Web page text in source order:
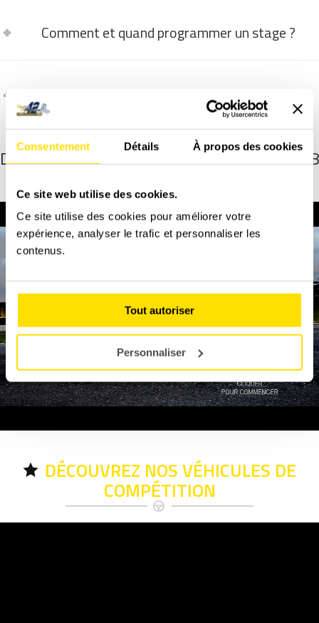
Consentement Détails À propos des cookies
Ce site web utilise des cookies.
Ce site utilise des cookies pour améliorer votre
expérience, analyser le trafic et personnaliser les
contenus.
Tout autoriser
Personnaliser
Comment et quand programmer un stage ?
C'est quoi l'assurance dégâts matériel ?
Découvrez une vue à 360° de cette de 208
DÉCOUVREZ NOS VÉHICULES DE
COMPÉTITION